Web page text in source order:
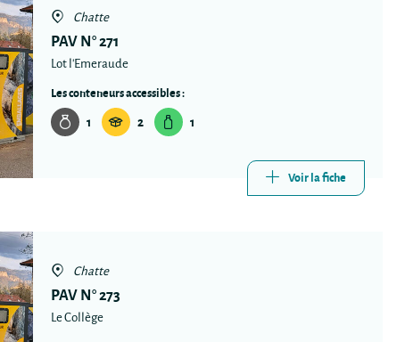
Chatte
PAV N° 271
Lot l'Emeraude
Les conteneurs accessibles :
1 2 1
Voir la fiche
Chatte
PAV N° 273
Le Collège